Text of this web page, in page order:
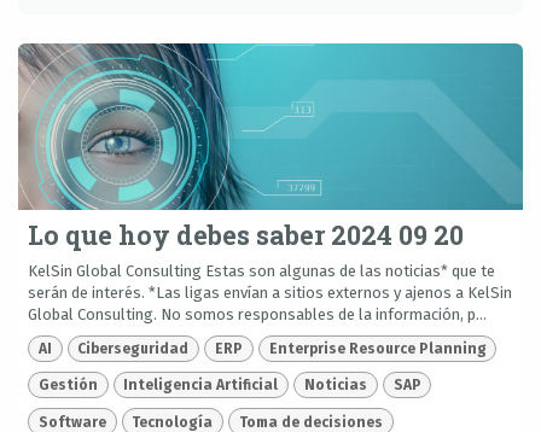
Lo que hoy debes saber 2024 09 20
KelSin Global Consulting Estas son algunas de las noticias* que te
serán de interés. *Las ligas envían a sitios externos y ajenos a KelSin
Global Consulting. No somos responsables de la información, p...
AI Ciberseguridad ERP Enterprise Resource Planning
Gestión Inteligencia Artificial Noticias SAP
Software Tecnología Toma de decisiones